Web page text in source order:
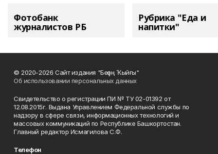
Фотобанк
журналистов РБ
Рубрика "Еда и
напитки"
© 2020-2026 Сайт издания "Беҙҙең Ҡыйғы"
Об использовании персональных данных
Свидетельство о регистрации ПИ № ТУ 02-01392 от
12.08.2015г. Выдана Управлением Федеральной службы по
надзору в сфере связи, информационных технологий и
массовых коммуникаций по Республике Башкортостан.
Главный редактор Исмагилова С.Ф.
Телефон